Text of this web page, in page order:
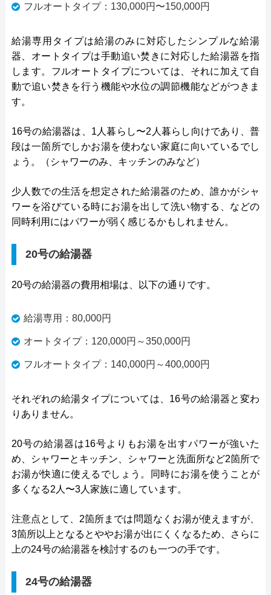
フルオートタイプ：130,000円〜150,000円
給湯専用タイプは給湯のみに対応したシンプルな給湯
器、オートタイプは手動追い焚きに対応した給湯器を指
します。フルオートタイプについては、それに加えて自
動で追い焚きを行う機能や水位の調節機能などがつきま
す。
16号の給湯器は、1人暮らし〜2人暮らし向けであり、普
段は一箇所でしかお湯を使わない家庭に向いているでし
ょう。（シャワーのみ、キッチンのみなど）
少人数での生活を想定された給湯器のため、誰かがシャ
ワーを浴びている時にお湯を出して洗い物する、などの
同時利用にはパワーが弱く感じるかもしれません。
20号の給湯器
20号の給湯器の費用相場は、以下の通りです。
給湯専用：80,000円
オートタイプ：120,000円～350,000円
フルオートタイプ：140,000円～400,000円
それぞれの給湯タイプについては、16号の給湯器と変わ
りありません。
20号の給湯器は16号よりもお湯を出すパワーが強いた
め、シャワーとキッチン、シャワーと洗面所など2箇所で
お湯が快適に使えるでしょう。同時にお湯を使うことが
多くなる2人〜3人家族に適しています。
注意点として、2箇所までは問題なくお湯が使えますが、
3箇所以上となるとややお湯が出にくくなるため、さらに
上の24号の給湯器を検討するのも一つの手です。
24号の給湯器